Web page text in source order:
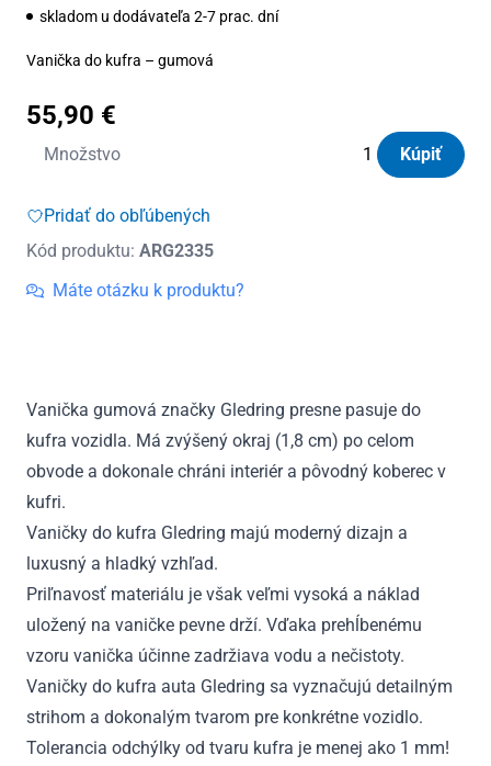
skladom u dodávateľa 2-7 prac. dní
Vanička do kufra – gumová
55,90 €
Množstvo
množstvo
do
gumová
Gledring
2018
Kúpiť
Pridať do obľúbených
Kód produktu: ARG2335
Máte otázku k produktu?
Vanička gumová značky Gledring presne pasuje do
kufra vozidla. Má zvýšený okraj (1,8 cm) po celom
obvode a dokonale chráni interiér a pôvodný koberec v
kufri.
Vaničky do kufra Gledring majú moderný dizajn a
luxusný a hladký vzhľad.
Priľnavosť materiálu je však veľmi vysoká a náklad
uložený na vaničke pevne drží. Vďaka prehĺbenému
vzoru vanička účinne zadržiava vodu a nečistoty.
Vaničky do kufra auta Gledring sa vyznačujú detailným
strihom a dokonalým tvarom pre konkrétne vozidlo.
Tolerancia odchýlky od tvaru kufra je menej ako 1 mm!